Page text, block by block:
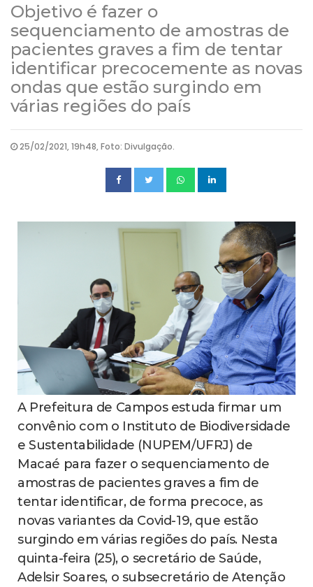
Objetivo é fazer o
sequenciamento de amostras de
pacientes graves a fim de tentar
identificar precocemente as novas
ondas que estão surgindo em
várias regiões do país
25/02/2021, 19h48, Foto: Divulgação.
A Prefeitura de Campos estuda firmar um
convênio com o Instituto de Biodiversidade
e Sustentabilidade (NUPEM/UFRJ) de
Macaé para fazer o sequenciamento de
amostras de pacientes graves a fim de
tentar identificar, de forma precoce, as
novas variantes da Covid-19, que estão
surgindo em várias regiões do país. Nesta
quinta-feira (25), o secretário de Saúde,
Adelsir Soares, o subsecretário de Atenção